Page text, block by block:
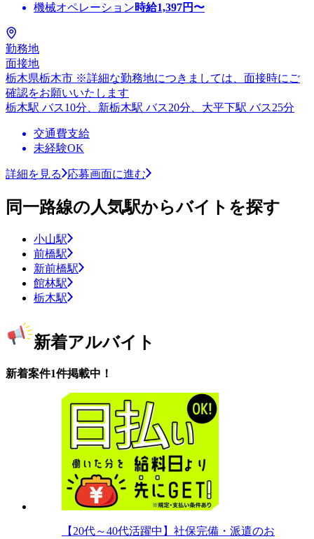
機械オペレーション時給1,397円〜
勤務地
面接地
栃木県栃木市 ※詳細な勤務地につきましては、面接時にご
確認をお願いいたします
栃木駅 バス10分、新栃木駅 バス20分、大平下駅 バス25分
交通費支給
未経験OK
詳細を見る 応募画面に進む
同一路線の人気駅からバイトを探す
小山駅
前橋駅
新前橋駅
館林駅
栃木駅
新着アルバイト
新着案件1件掲載中！
【20代～40代活躍中】社保完備・派遣のお